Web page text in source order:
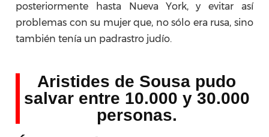
posteriormente hasta Nueva York, y evitar así
problemas con su mujer que, no sólo era rusa, sino
también tenía un padrastro judío.
Aristides de Sousa pudo
salvar entre 10.000 y 30.000
personas.